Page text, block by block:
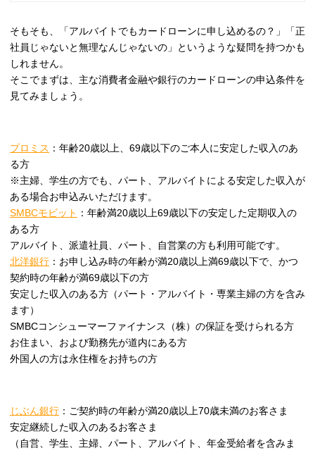
そもそも、「アルバイトでもカードローンに申し込めるの？」「正
社員じゃないと無理なんじゃないの」というような疑問を持つかも
しれません。
そこでまずは、主な消費者金融や銀行のカードローンの申込条件を
見てみましょう。
プロミス ：年齢20歳以上、69歳以下のご本人に安定した収入のあ
る方
※主婦、学生の方でも、パート、アルバイトによる安定した収入が
ある場合お申込みいただけます。
SMBCモビット ：年齢満20歳以上69歳以下の安定した定期収入の
ある方
アルバイト、派遣社員、パート、自営業の方も利用可能です。
北洋銀行 ：お申し込み時の年齢が満20歳以上満69歳以下で、かつ
契約時の年齢が満69歳以下の方
安定した収入のある方（パート・アルバイト・専業主婦の方を含み
ます）
SMBCコンシューマーファイナンス（株）の保証を受けられる方
お住まい、および勤務先が道内にある方
外国人の方は永住権をお持ちの方
じぶん銀行 ：ご契約時の年齢が満20歳以上70歳未満のお客さま
安定継続した収入のあるお客さま
（自営、学生、主婦、パート、アルバイト、年金受給者を含みま